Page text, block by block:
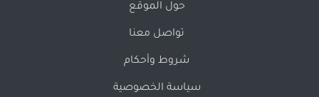
حول الموقع
تواصل معنا
شروط وأحكام
سياسة الخصوصية